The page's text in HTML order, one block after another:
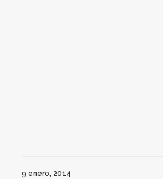
9 enero, 2014